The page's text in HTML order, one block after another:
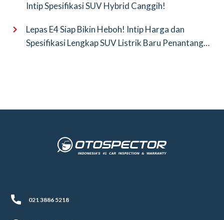
Intip Spesifikasi SUV Hybrid Canggih!
Lepas E4 Siap Bikin Heboh! Intip Harga dan
Spesifikasi Lengkap SUV Listrik Baru Penantang
021 3886 5218